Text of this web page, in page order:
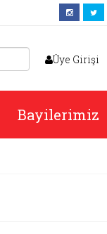
Üye Girişi
Bayilerimiz